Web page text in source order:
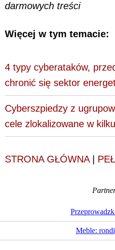
darmowych treści
Więcej w tym temacie:
4 typy cyberataków,
chronić się sektor
Cyberszpiedzy z
cele zlokalizowane w
STRONA GŁÓWNA|
Meble: